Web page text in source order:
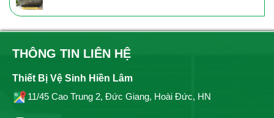
THÔNG TIN LIÊN HỆ
Thiết Bị Vệ Sinh Hiền Lâm
11/45 Cao Trung 2, Đức Giang, Hoài Đức, HN